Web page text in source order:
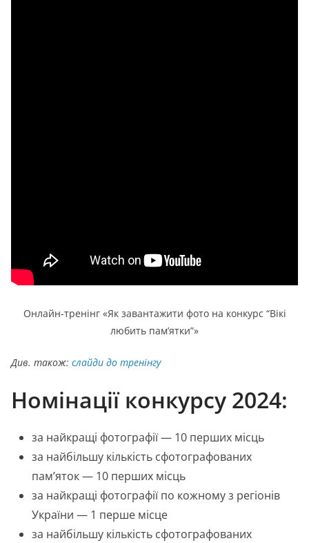
Онлайн-тренінг «Як завантажити фото на конкурс “Вікі
любить пам’ятки”»
Див. також: слайди до тренінгу
Номінації конкурсу 2024:
за найкращі фотографії — 10 перших місць
за найбільшу кількість сфотографованих
пам’яток — 10 перших місць
за найкращі фотографії по кожному з регіонів
України — 1 перше місце
за найбільшу кількість сфотографованих